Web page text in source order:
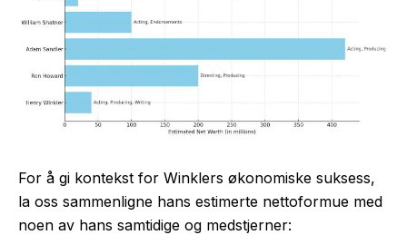
For å gi kontekst for Winklers økonomiske suksess,
la oss sammenligne hans estimerte nettoformue med
noen av hans samtidige og medstjerner: